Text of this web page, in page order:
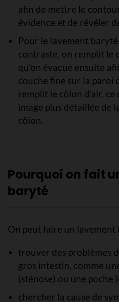
afin de mettre le
évidence et de révéler
Pour le lavement
contraste, on remplit le
qu’on évacue ensuite
couche fine sur la paroi
remplit le côlon d’air,
image plus détaillée de
côlon.
Pourquoi on fait
baryté
On peut faire un lavement
trouver des problèmes
gros intestin, comme
(sténose) ou une poche
chercher la cause de